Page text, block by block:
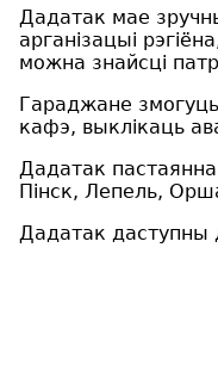
Дадатак мае
арганізацыі
можна знайсці
Гараджане
кафэ, выклікаць
Дадатак
Пінск, Лепель,
Дадатак даступны